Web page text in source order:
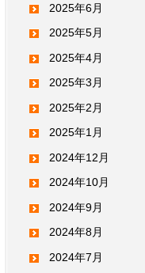
2025年6月
2025年5月
2025年4月
2025年3月
2025年2月
2025年1月
2024年12月
2024年10月
2024年9月
2024年8月
2024年7月